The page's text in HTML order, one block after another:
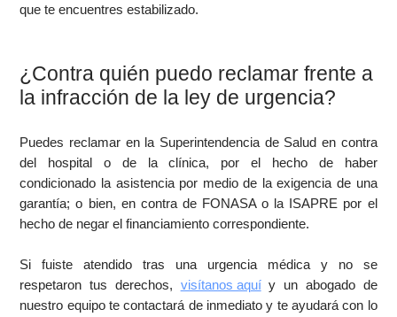
que te encuentres estabilizado.
¿Contra quién puedo reclamar frente a
la infracción de la ley de urgencia?
Puedes reclamar en la Superintendencia de Salud en contra
del hospital o de la clínica, por el hecho de haber
condicionado la asistencia por medio de la exigencia de una
garantía; o bien, en contra de FONASA o la ISAPRE por el
hecho de negar el financiamiento correspondiente.
Si fuiste atendido tras una urgencia médica y no se
respetaron tus derechos, visítanos aquíy un abogado de
nuestro equipo te contactará de inmediato y te ayudará con lo